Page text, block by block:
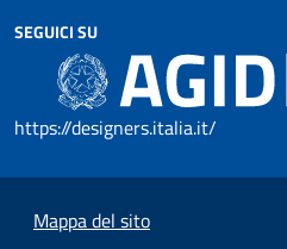
SEGUICI SU
https://designers.italia.it/
Mappa del sito